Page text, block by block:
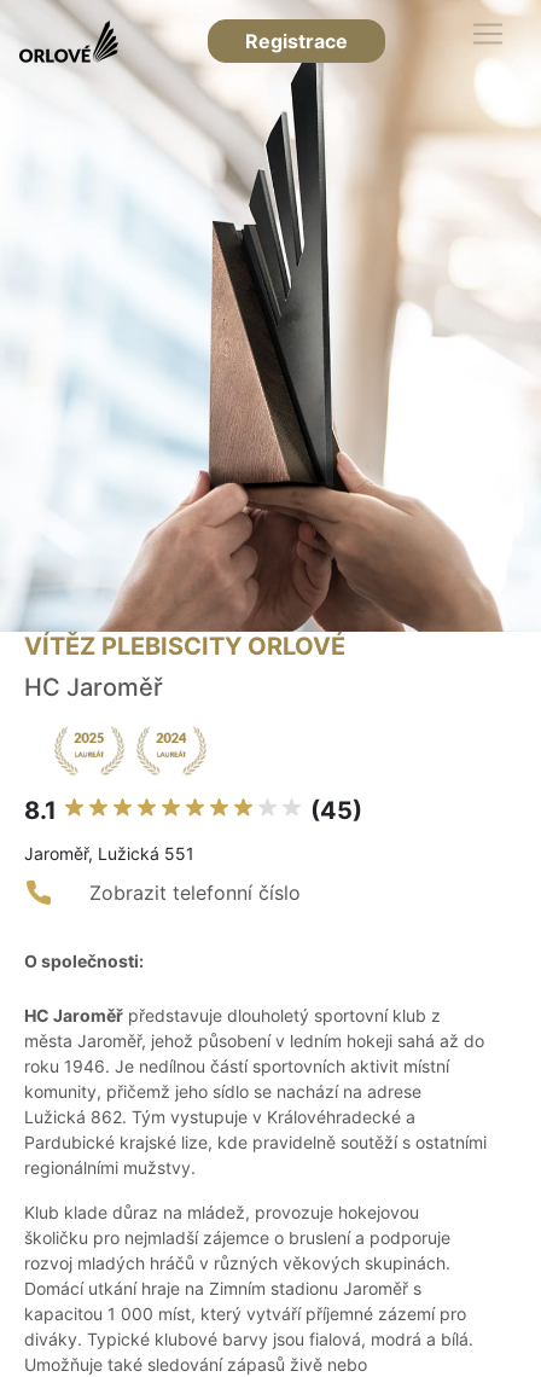
Registrace
VÍTĚZ PLEBISCITY ORLOVÉ
HC Jaroměř
8.1 (45)
Jaroměř, Lužická 551
Zobrazit telefonní číslo
O společnosti:
HC Jaroměř představuje dlouholetý sportovní klub z
města Jaroměř, jehož působení v ledním hokeji sahá až do
roku 1946. Je nedílnou částí sportovních aktivit místní
komunity, přičemž jeho sídlo se nachází na adrese
Lužická 862. Tým vystupuje v Královéhradecké a
Pardubické krajské lize, kde pravidelně soutěží s ostatními
regionálními mužstvy.
Klub klade důraz na mládež, provozuje hokejovou
školičku pro nejmladší zájemce o bruslení a podporuje
rozvoj mladých hráčů v různých věkových skupinách.
Domácí utkání hraje na Zimním stadionu Jaroměř s
kapacitou 1 000 míst, který vytváří příjemné zázemí pro
diváky. Typické klubové barvy jsou fialová, modrá a bílá.
Umožňuje také sledování zápasů živě nebo